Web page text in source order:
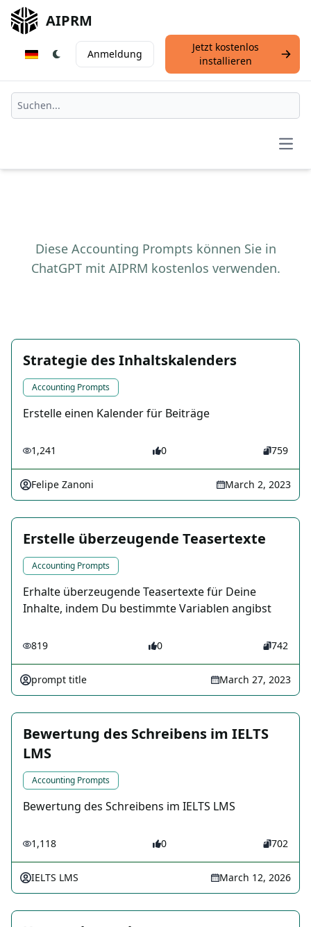
AIPRM
Anmeldung
Jetzt kostenlos
installieren
Diese Accounting Prompts können Sie in
ChatGPT mit AIPRM kostenlos verwenden.
Strategie des Inhaltskalenders
Accounting Prompts
Erstelle einen Kalender für Beiträge
1,241 0 759
Felipe Zanoni March 2, 2023
Erstelle überzeugende Teasertexte
Accounting Prompts
Erhalte überzeugende Teasertexte für Deine
Inhalte, indem Du bestimmte Variablen angibst
819 0 742
prompt title March 27, 2023
Bewertung des Schreibens im IELTS
LMS
Accounting Prompts
Bewertung des Schreibens im IELTS LMS
1,118 0 702
IELTS LMS March 12, 2026